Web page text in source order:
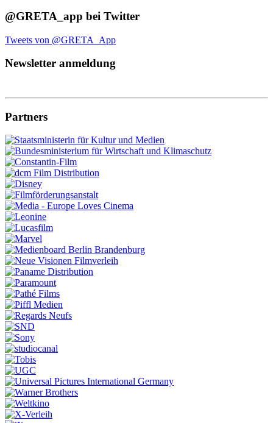
@GRETA_app bei Twitter
Tweets von @GRETA_App
Newsletter anmeldung
Partners